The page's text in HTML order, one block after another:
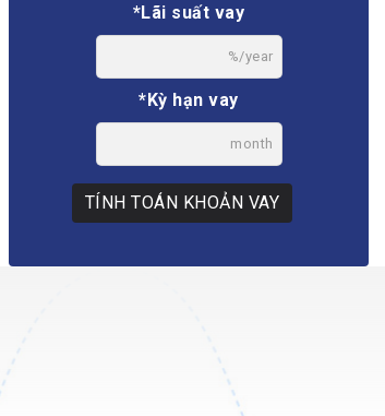
*Lãi suất vay
%/year
*Kỳ hạn vay
month
TÍNH TOÁN KHOẢN VAY